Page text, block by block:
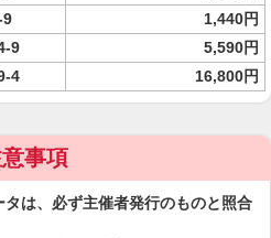
9
1,440円
9
5,590円
4 16,800円
事項
は、必ず主催者発行のものと照合